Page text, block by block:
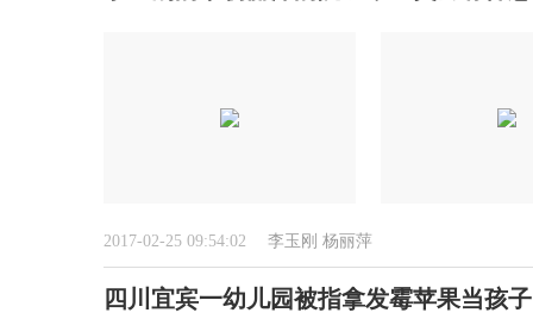
2017-02-25 09:54:02 李玉刚 杨丽萍
四川宜宾一幼儿园被指拿发霉苹果当孩